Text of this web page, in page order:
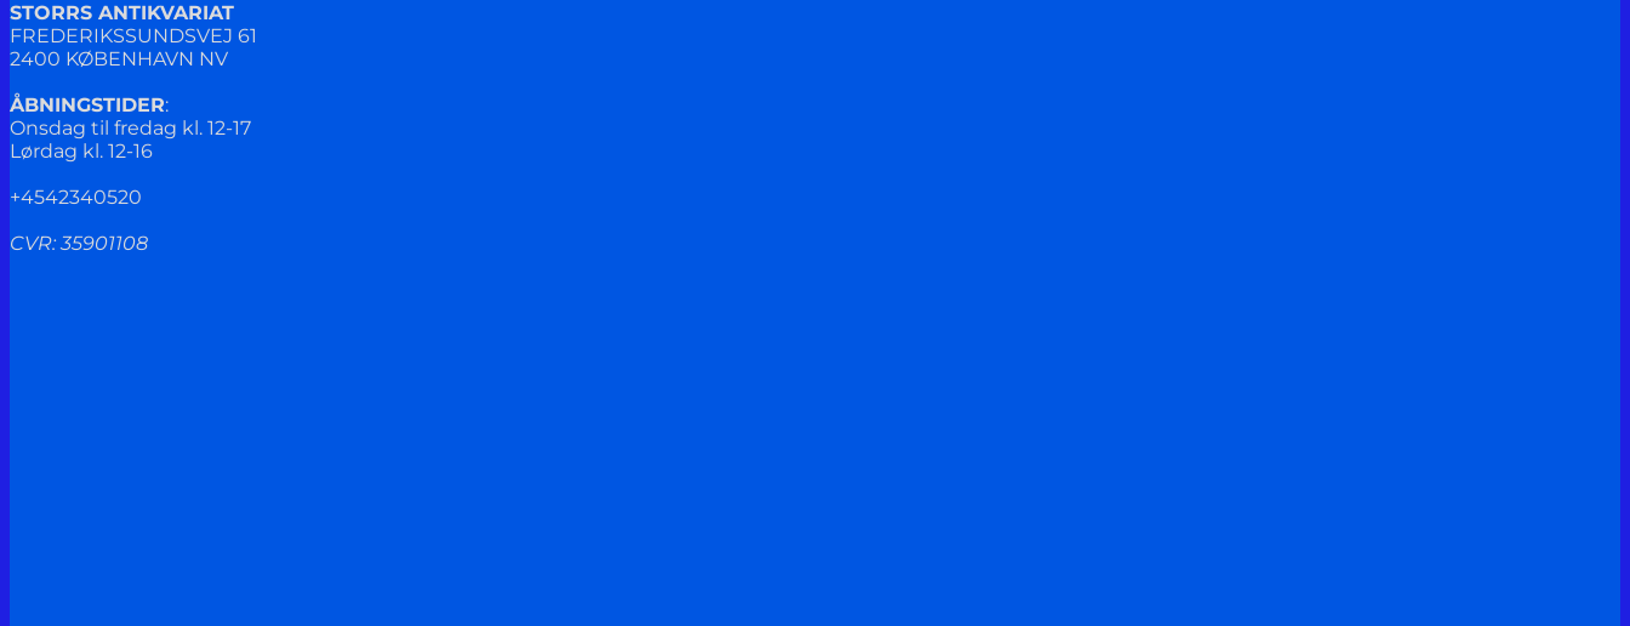
STORRS ANTIKVARIAT
FREDERIKSSUNDSVEJ 61
2400 KØBENHAVN NV
ÅBNINGSTIDER:
Onsdag til fredag kl. 12-17
Lørdag kl. 12-16
+4542340520
CVR: 35901108